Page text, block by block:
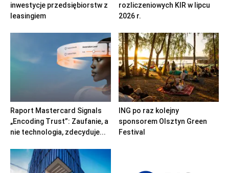
inwestycje przedsiębiorstw z
leasingiem
rozliczeniowych KIR w lipcu
2026 r.
Raport Mastercard Signals
„Encoding Trust”: Zaufanie, a
nie technologia, zdecyduje...
ING po raz kolejny
sponsorem Olsztyn Green
Festival